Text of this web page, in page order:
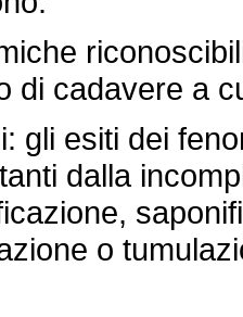
di cadavere a
esiti dei
dalla
o